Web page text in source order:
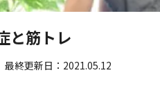
と筋トレ
最終更新日：2021.05.12